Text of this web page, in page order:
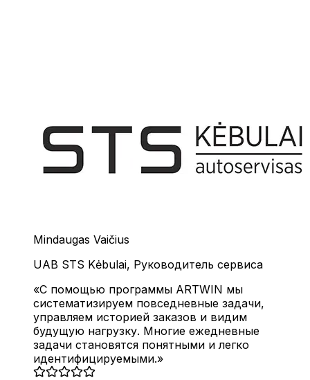
Mindaugas Vaičius
UAB STS Kėbulai, Руководитель сервиса
С помощью программы ARTWIN мы
систематизируем повседневные задачи,
управляем историей заказов и видим
будущую нагрузку. Многие ежедневные
задачи становятся понятными и легко
идентифицируемыми.